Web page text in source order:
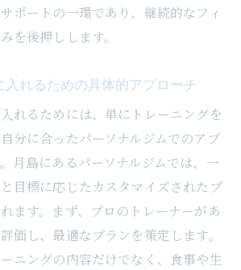
ポートの一環であり、継続的なフィ
を後押しします。
れるための具体的アプローチ
れるためには、単にトレーニングを
分に合ったパーソナルジムでのアプ
月島にあるパーソナルジムでは、一
目標に応じたカスタマイズされたプ
ます。まず、プロのトレーナーがあ
価し、最適なプランを策定します。
ニングの内容だけでなく、食事や生